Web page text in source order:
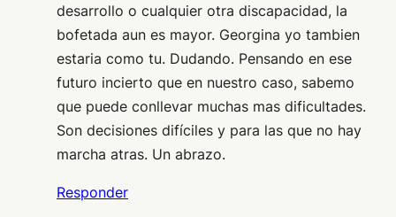
desarrollo o cualquier otra discapacidad, la
bofetada aun es mayor. Georgina yo tambien
estaria como tu. Dudando. Pensando en ese
futuro incierto que en nuestro caso, sabemo
que puede conllevar muchas mas dificultades.
Son decisiones difíciles y para las que no hay
marcha atras. Un abrazo.
Responder